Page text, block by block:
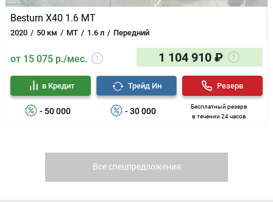
Besturn X40 1.6 MT
2020 50 км MT 1.6 л Передний
от 15 075 р./мес. 1 104 910 ₽
- 50 000
в Кредит
- 30 000
Трейд Ин
Бесплатный резерв
в течении 24 часов
Резерв
Все спецпредложения